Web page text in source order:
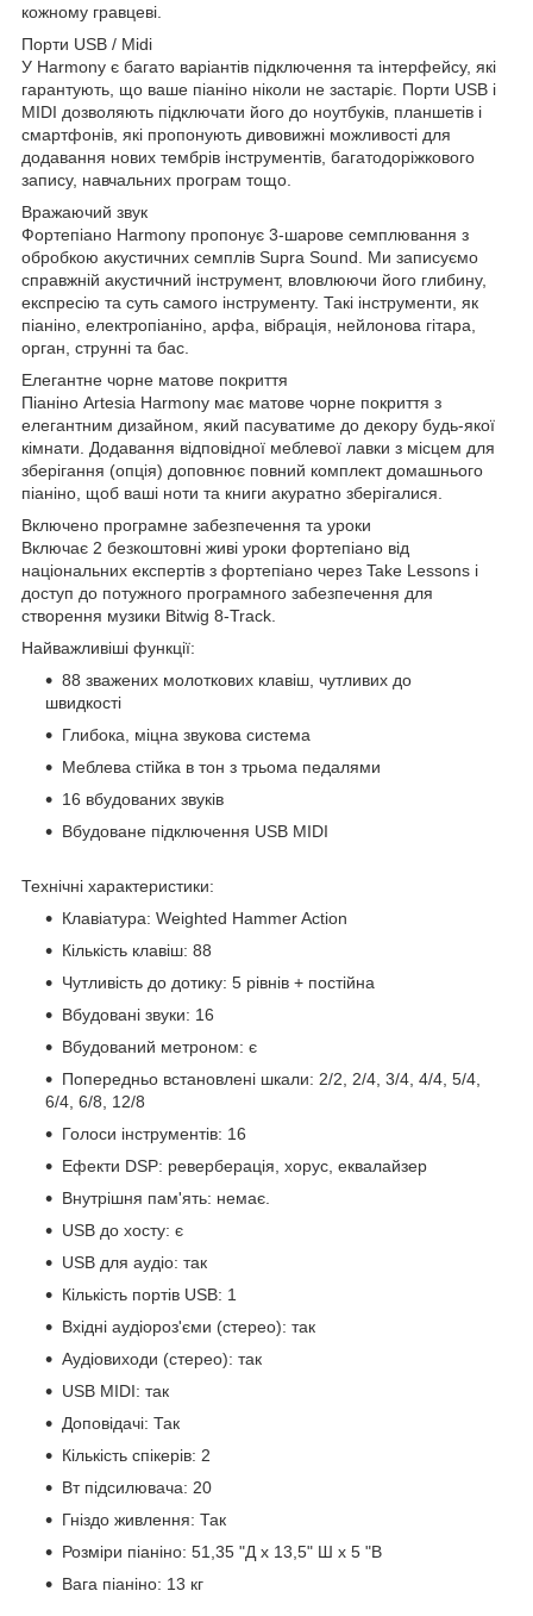
кожному гравцеві.
Порти USB / Midi
У Harmony є багато варіантів підключення та інтерфейсу, які
гарантують, що ваше піаніно ніколи не застаріє. Порти USB і
MIDI дозволяють підключати його до ноутбуків, планшетів і
смартфонів, які пропонують дивовижні можливості для
додавання нових тембрів інструментів, багатодоріжкового
запису, навчальних програм тощо.
Вражаючий звук
Фортепіано Harmony пропонує 3-шарове семплювання з
обробкою акустичних семплів Supra Sound. Ми записуємо
справжній акустичний інструмент, вловлюючи його глибину,
експресію та суть самого інструменту. Такі інструменти, як
піаніно, електропіаніно, арфа, вібрація, нейлонова гітара,
орган, струнні та бас.
Елегантне чорне матове покриття
Піаніно Artesia Harmony має матове чорне покриття з
елегантним дизайном, який пасуватиме до декору будь-якої
кімнати. Додавання відповідної меблевої лавки з місцем для
зберігання (опція) доповнює повний комплект домашнього
піаніно, щоб ваші ноти та книги акуратно зберігалися.
Включено програмне забезпечення та уроки
Включає 2 безкоштовні живі уроки фортепіано від
національних експертів з фортепіано через Take Lessons і
доступ до потужного програмного забезпечення для
створення музики Bitwig 8-Track.
Найважливіші функції:
88 зважених молоткових клавіш, чутливих до
швидкості
Глибока, міцна звукова система
Меблева стійка в тон з трьома педалями
16 вбудованих звуків
Вбудоване підключення USB MIDI
Технічні характеристики:
Клавіатура: Weighted Hammer Action
Кількість клавіш: 88
Чутливість до дотику: 5 рівнів + постійна
Вбудовані звуки: 16
Вбудований метроном: є
Попередньо встановлені шкали: 2/2, 2/4, 3/4, 4/4, 5/4,
6/4, 6/8, 12/8
Голоси інструментів: 16
Ефекти DSP: реверберація, хорус, еквалайзер
Внутрішня пам'ять: немає.
USB до хосту: є
USB для аудіо: так
Кількість портів USB: 1
Вхідні аудіороз'єми (стерео): так
Аудіовиходи (стерео): так
USB MIDI: так
Доповідачі: Так
Кількість спікерів: 2
Вт підсилювача: 20
Гніздо живлення: Так
Розміри піаніно: 51,35 "Д x 13,5" Ш x 5 "В
Вага піаніно: 13 кг